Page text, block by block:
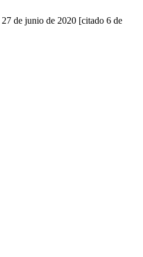
de junio de 2020 [citado 6 de